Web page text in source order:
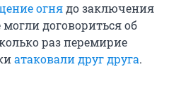
огнядо заключения
договориться об
раз перемирие
атаковали друг друга.